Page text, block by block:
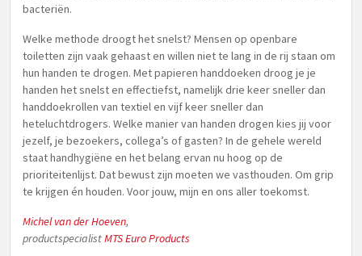
bacteriën.
Welke methode droogt het snelst? Mensen op openbare
toiletten zijn vaak gehaast en willen niet te lang in de rij staan om
hun handen te drogen. Met papieren handdoeken droog je je
handen het snelst en effectiefst, namelijk drie keer sneller dan
handdoekrollen van textiel en vijf keer sneller dan
heteluchtdrogers. Welke manier van handen drogen kies jij voor
jezelf, je bezoekers, collega’s of gasten? In de gehele wereld
staat handhygiëne en het belang ervan nu hoog op de
prioriteitenlijst. Dat bewust zijn moeten we vasthouden. Om grip
te krijgen én houden. Voor jouw, mijn en ons aller toekomst.
Michel van der Hoeven,
productspecialistMTS Euro Products